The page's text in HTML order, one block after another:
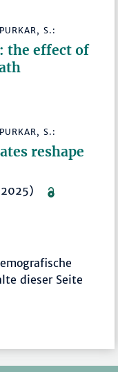
S.:
the effect of
S.:
reshape
(2025)
dieser Seite